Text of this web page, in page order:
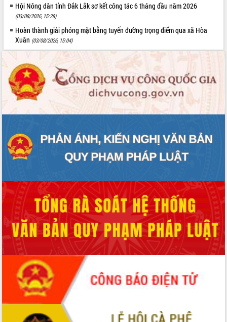
Hội Nông dân tỉnh Đắk Lắk sơ kết công tác 6 tháng đầu năm 2026
(03/08/2026, 15:28)
Hoàn thành giải phóng mặt bằng tuyến đường trọng điểm qua xã Hòa
Xuân (03/08/2026, 15:04)